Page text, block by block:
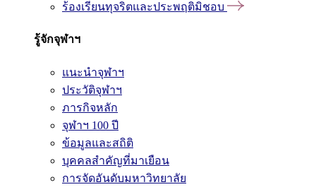
ร้องเรียนทุจริตและประพฤติมิชอบ
รู้จักจุฬาฯ
แนะนำจุฬาฯ
ประวัติจุฬาฯ
ภารกิจหลัก
จุฬาฯ 100 ปี
ข้อมูลและสถิติ
บุคคลสำคัญที่มาเยือน
การจัดอันดับมหาวิทยาลัย